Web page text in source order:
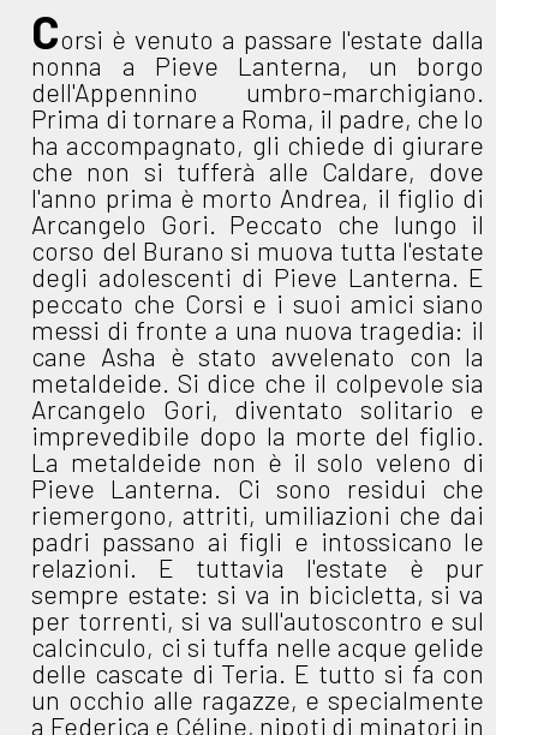
Corsi è venuto a passare l'estate dalla
nonna a Pieve Lanterna, un borgo
dell'Appennino umbro-marchigiano.
Prima di tornare a Roma, il padre, che lo
ha accompagnato, gli chiede di giurare
che non si tufferà alle Caldare, dove
l'anno prima è morto Andrea, il figlio di
Arcangelo Gori. Peccato che lungo il
corso del Burano si muova tutta l'estate
degli adolescenti di Pieve Lanterna. E
peccato che Corsi e i suoi amici siano
messi di fronte a una nuova tragedia: il
cane Asha è stato avvelenato con la
metaldeide. Si dice che il colpevole sia
Arcangelo Gori, diventato solitario e
imprevedibile dopo la morte del figlio.
La metaldeide non è il solo veleno di
Pieve Lanterna. Ci sono residui che
riemergono, attriti, umiliazioni che dai
padri passano ai figli e intossicano le
relazioni. E tuttavia l'estate è pur
sempre estate: si va in bicicletta, si va
per torrenti, si va sull'autoscontro e sul
calcinculo, ci si tuffa nelle acque gelide
delle cascate di Teria. E tutto si fa con
un occhio alle ragazze, e specialmente
a Federica e Céline, nipoti di minatori in